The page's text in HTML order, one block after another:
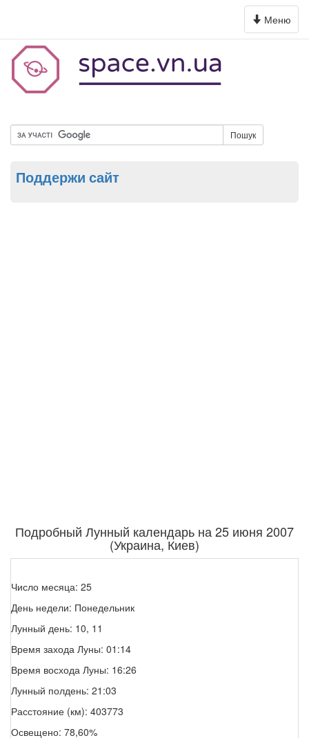
Toggle
navigation
Меню
Пошук
Поддержи сайт
Подробный Лунный календарь на 25 июня 2007
(Украина, Киев)
Число месяца: 25
День недели: Понедельник
Лунный день: 10, 11
Время захода Луны: 01:14
Время восхода Луны: 16:26
Лунный полдень: 21:03
Расстояние (км): 403773
Освещено: 78,60%